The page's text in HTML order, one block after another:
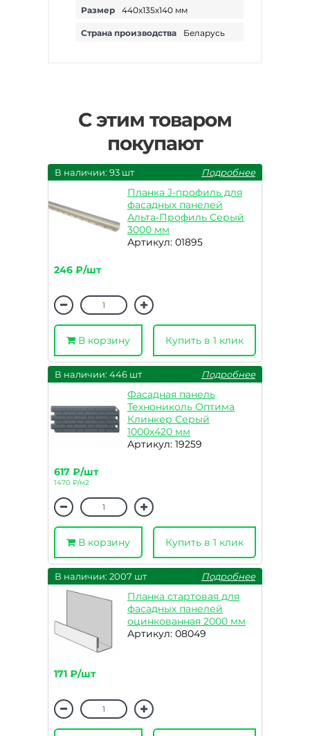
Размер 440х135х140 мм
Страна производства Беларусь
С этим товаром
покупают
В наличии: 93 шт Подробнее
Планка J-профиль для
фасадных панелей
Альта-Профиль Серый
3000 мм
Артикул: 01895
246 ₽/шт
В корзину Купить в 1 клик
В наличии: 446 шт Подробнее
Фасадная панель
Технониколь Оптима
Клинкер Серый
1000х420 мм
Артикул: 19259
617 ₽/шт
1470 ₽/м2
В корзину Купить в 1 клик
В наличии: 2007 шт Подробнее
Планка стартовая для
фасадных панелей
оцинкованная 2000 мм
Артикул: 08049
171 ₽/шт